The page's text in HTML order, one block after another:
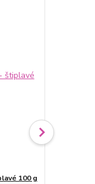
100 g